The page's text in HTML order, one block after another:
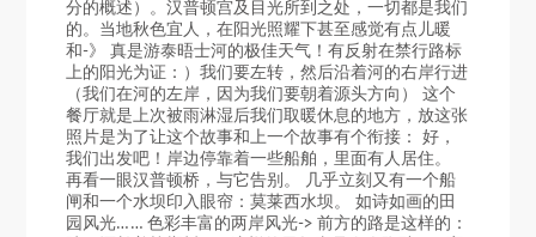
分的概述）。汉普顿宫及目光所到之处，一切都是我们
的。当地秋色宜人，在阳光照耀下甚至感觉有点儿暖
和-》 真是游泰晤士河的极佳天气！有反射在禁行路标
上的阳光为证：）我们要左转，然后沿着河的右岸行进
（我们在河的左岸，因为我们要朝着源头方向） 这个
餐厅就是上次被雨淋湿后我们取暖休息的地方，放这张
照片是为了让这个故事和上一个故事有个衔接： 好，
我们出发吧！岸边停靠着一些船舶，里面有人居住。
再看一眼汉普顿桥，与它告别。 几乎立刻又有一个船
闸和一个水坝印入眼帘：莫莱西水坝。 如诗如画的田
园风光…… 色彩丰富的两岸风光-> 前方的路是这样的：